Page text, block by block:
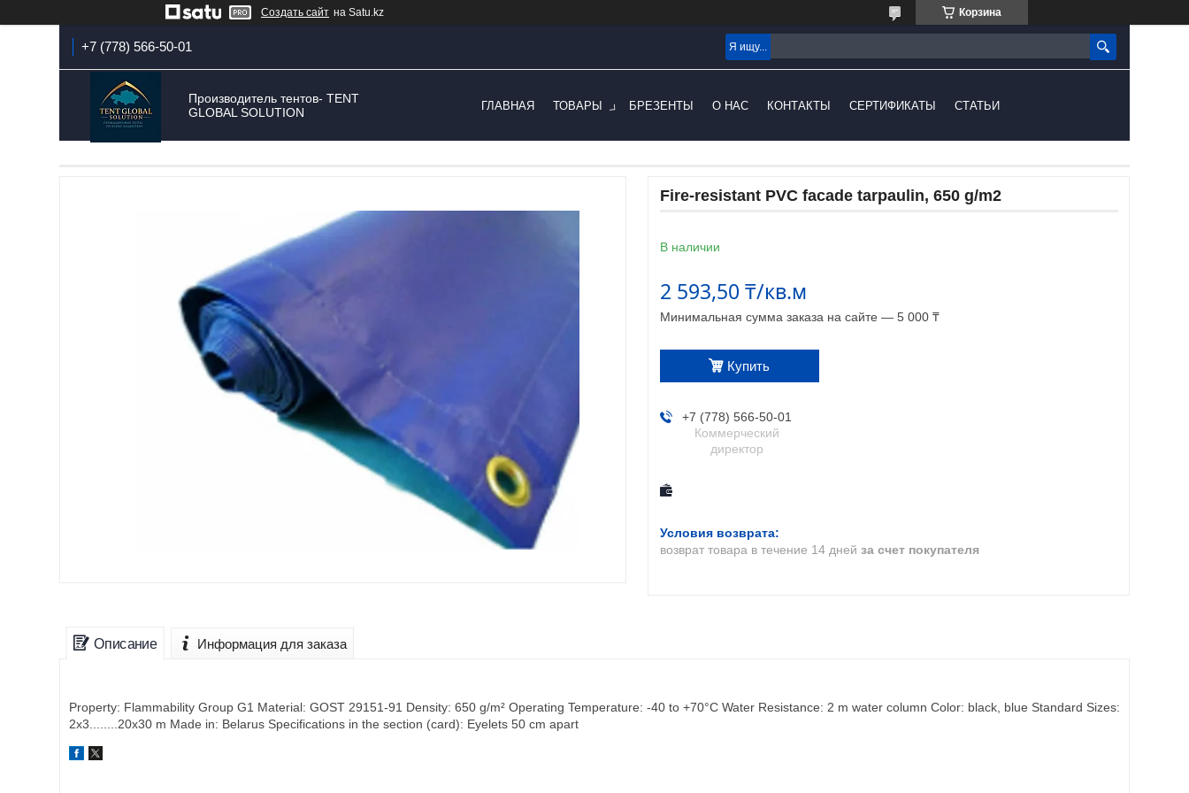
Создать сайт на Satu.kz Корзина
+7 (778) 566-50-01
Производитель тентов- TENT
GLOBAL SOLUTION
ГЛАВНАЯ ТОВАРЫ БРЕЗЕНТЫ О НАС КОНТАКТЫ СЕРТИФИКАТЫ СТАТЬИ
Fire-resistant PVC facade tarpaulin, 650 g/m2
В наличии
2 593,50 ₸/кв.м
Минимальная сумма заказа на сайте — 5 000 ₸
Купить
+7 (778) 566-50-01
Коммерческий
директор
возврат товара в течение 14 дней за счет покупателя
Описание Информация для заказа
Property: Flammability Group G1 Material: GOST 29151-91 Density: 650 g/m² Operating Temperature: -40 to +70°C Water Resistance: 2 m water column Color: black, blue Standard Sizes:
2x3........20x30 m Made in: Belarus Specifications in the section (card): Eyelets 50 cm apart